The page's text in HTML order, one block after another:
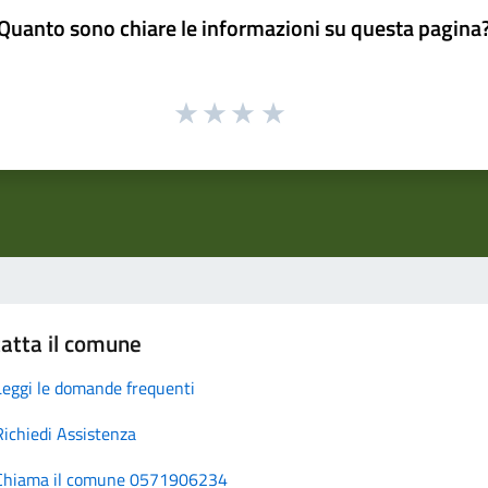
sono chiare le informazioni su questa
il comune
le domande frequenti
Assistenza
il comune 0571906234